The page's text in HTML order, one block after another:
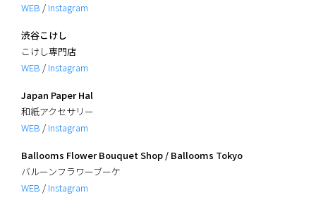
WEB / Instagram
渋谷こけし
こけし専門店
WEB / Instagram
Japan Paper Hal
和紙アクセサリー
WEB / Instagram
Ballooms Flower Bouquet Shop / Ballooms Tokyo
バルーンフラワーブーケ
WEB / Instagram